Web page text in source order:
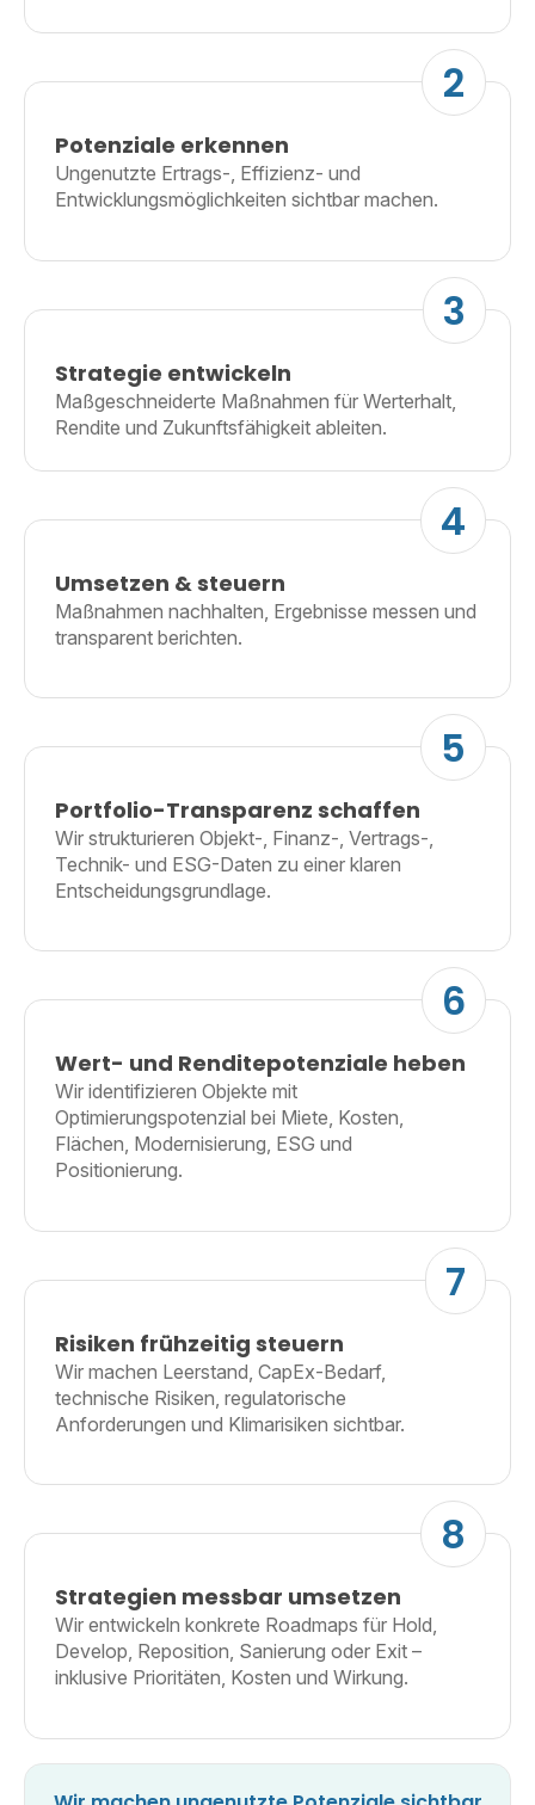
2
Potenziale erkennen
Ungenutzte Ertrags-, Effizienz- und
Entwicklungsmöglichkeiten sichtbar machen.
3
Strategie entwickeln
Maßgeschneiderte Maßnahmen für Werterhalt,
Rendite und Zukunftsfähigkeit ableiten.
4
Umsetzen & steuern
Maßnahmen nachhalten, Ergebnisse messen und
transparent berichten.
5
Portfolio-Transparenz schaffen
Wir strukturieren Objekt-, Finanz-, Vertrags-,
Technik- und ESG-Daten zu einer klaren
Entscheidungsgrundlage.
6
Wert- und Renditepotenziale heben
Wir identifizieren Objekte mit
Optimierungspotenzial bei Miete, Kosten,
Flächen, Modernisierung, ESG und
Positionierung.
7
Risiken frühzeitig steuern
Wir machen Leerstand, CapEx-Bedarf,
technische Risiken, regulatorische
Anforderungen und Klimarisiken sichtbar.
8
Strategien messbar umsetzen
Wir entwickeln konkrete Roadmaps für Hold,
Develop, Reposition, Sanierung oder Exit –
inklusive Prioritäten, Kosten und Wirkung.